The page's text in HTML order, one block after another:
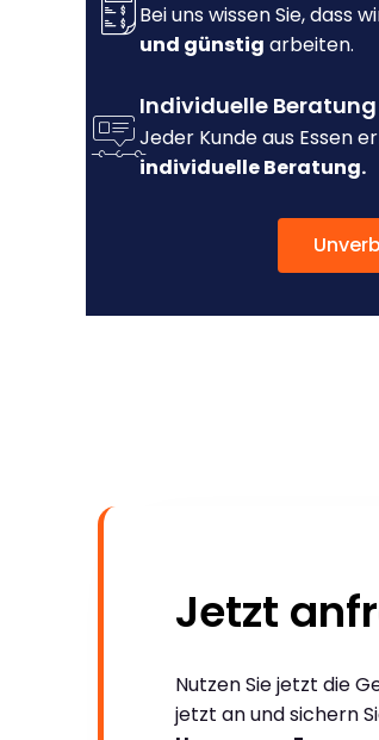
Bei uns wissen Sie, dass
und günstig arbeiten.
Individuelle Beratung
Jeder Kunde aus Essen
individuelle Beratung.
Jetzt
Nutzen Sie jetzt die
jetzt an und sichern